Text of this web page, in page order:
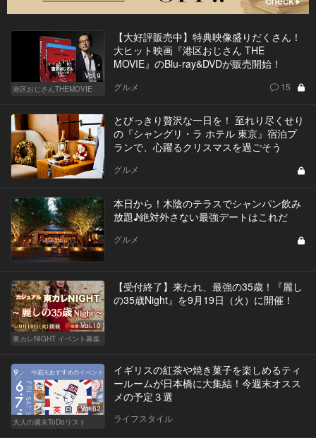
Vol.9
港区おじさんTHEMOVIE
【大好評販売中】特典映像盛りだくさん！
大ヒット映画『港区おじさん THE
MOVIE』のBlu-ray&DVDが販売開始！
グルメ 15
とびっきり贅沢な一日を！ 至れり尽くせり
の『シャングリ・ラ ホテル 東京』宿泊プ
ランで、心躍るクリスマスを過ごそう
グルメ
本日から！木陰のテラスでシャンパン飲み
放題♪絶対外さない最強デートはこれだ
グルメ
Vol.10
東カレNIGHT イベント募集
【受付終了】来たれ、最強の35歳！『麗し
の35歳Night』を9月19日（火）に開催！
Vol.62
大人の週末ToDoリスト
イギリスの紅茶や焼き菓子を楽しめるティ
ールームが日本橋に大集結！今週末オスス
メの予定３選
ライフスタイル